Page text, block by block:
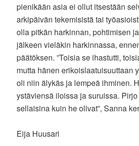
pienikään asia ei ollut itsestään
arkipäivän tekemisistä tai
olla pitkän harkinnan, pohtimisen
jälkeen vieläkin harkinnassa,
päätöksen. ”Toisia se ihastutti,
mutta hänen erikoislaatuisuuttaan
oli niin älykäs ja lempeä ihminen.
ystäviensä iloissa ja suruissa.
sellaisina kuin he olivat”, Sanna
Eija Huusari